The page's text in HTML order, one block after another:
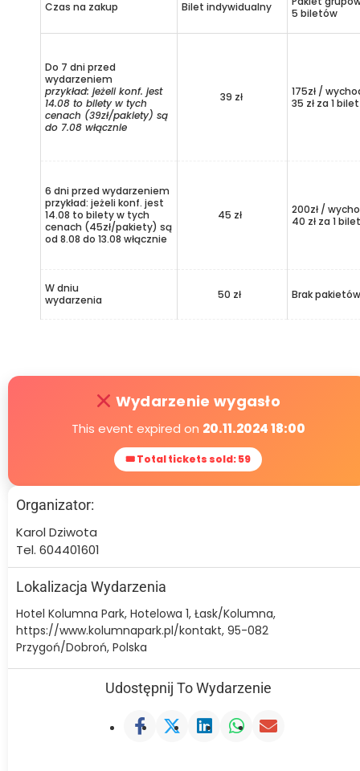
Czas na zakup Bilet indywidualny
5 biletów
Do 7 dni przed
wydarzeniem
przykład: jeżeli konf. jest
14.08 to bilety w tych
cenach (39zł/pakiety) są
do 7.08 włącznie
39 zł
175zł /
35 zł za 1 bilet
6 dni przed wydarzeniem
przykład: jeżeli konf. jest
14.08 to bilety w tych
cenach (45zł/pakiety) są
od 8.08 do 13.08 włącznie
45 zł
200zł /
40 zł za 1 bilet
W dniu
wydarzenia
50 zł Brak pakietów
Wydarzenie wygasło
This event expired on 20.11.2024 18:00
🎟 Total tickets sold: 59
Organizator:
Karol Dziwota
Tel. 604401601
Lokalizacja Wydarzenia
Hotel Kolumna Park, Hotelowa 1, Łask/Kolumna,
https://www.kolumnapark.pl/kontakt, 95-082
Przygoń/Dobroń, Polska
Udostępnij To Wydarzenie